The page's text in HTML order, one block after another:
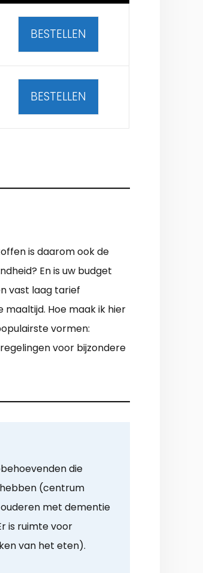
BESTELLEN
BESTELLEN
is daarom ook de
En is uw budget
vast laag tarief
Hoe maak ik hier
vormen:
voor bijzondere
die
(centrum
met dementie
is ruimte voor
van het eten).